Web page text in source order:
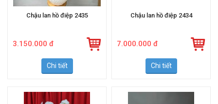
Chậu lan hồ điệp 2435
3.150.000 đ
Chi tiết
Chậu lan hồ điệp 2434
7.000.000 đ
Chi tiết